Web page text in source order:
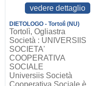
vedere dettaglio
DIETOLOGO - Tortolì (NU)
Tortolì, Ogliastra
Società : UNIVERSIIS
SOCIETA'
COOPERATIVA
SOCIALE
Universiis Società
Cooperativa Sociale è